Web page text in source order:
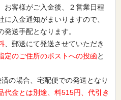
お客様がご入金後、２営業日程
に入金通知がまいりますので、
発送手配となります。
、郵送にて発送させていただき
定のご住所のポストへの投函と
の場合、宅配便での発送となり
代金とは別途、料515円、代引き